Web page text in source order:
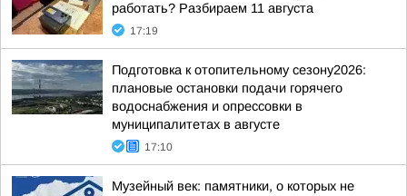
работать? Разбираем 11 августа
17:19
Подготовка к отопительному сезону2026:
плановые остановки подачи горячего
водоснабжения и опрессовки в
муниципалитетах в августе
17:10
Музейный век: памятники, о которых не